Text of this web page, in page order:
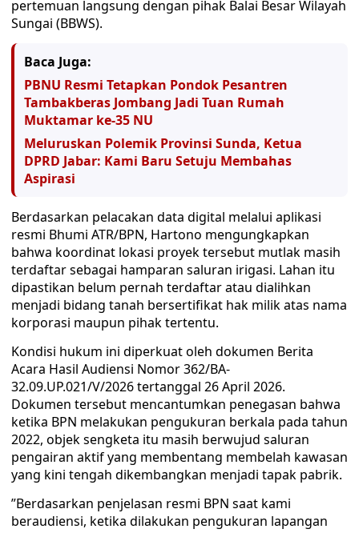
pertemuan langsung dengan pihak Balai Besar Wilayah
Sungai (BBWS).
Baca Juga:
PBNU Resmi Tetapkan Pondok Pesantren
Tambakberas Jombang Jadi Tuan Rumah
Muktamar ke-35 NU
Meluruskan Polemik Provinsi Sunda, Ketua
DPRD Jabar: Kami Baru Setuju Membahas
Aspirasi
​Berdasarkan pelacakan data digital melalui aplikasi
resmi Bhumi ATR/BPN, Hartono mengungkapkan
bahwa koordinat lokasi proyek tersebut mutlak masih
terdaftar sebagai hamparan saluran irigasi. Lahan itu
dipastikan belum pernah terdaftar atau dialihkan
menjadi bidang tanah bersertifikat hak milik atas nama
korporasi maupun pihak tertentu.
​Kondisi hukum ini diperkuat oleh dokumen Berita
Acara Hasil Audiensi Nomor 362/BA-
32.09.UP.021/V/2026 tertanggal 26 April 2026.
Dokumen tersebut mencantumkan penegasan bahwa
ketika BPN melakukan pengukuran berkala pada tahun
2022, objek sengketa itu masih berwujud saluran
pengairan aktif yang membentang membelah kawasan
yang kini tengah dikembangkan menjadi tapak pabrik.
​”Berdasarkan penjelasan resmi BPN saat kami
beraudiensi, ketika dilakukan pengukuran lapangan